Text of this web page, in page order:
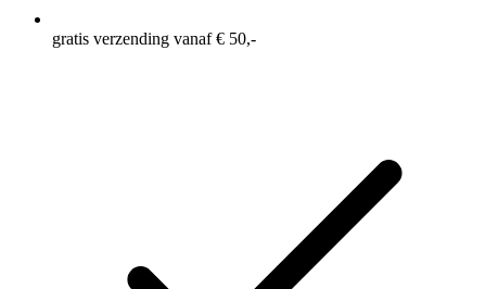
gratis verzending vanaf € 50,-